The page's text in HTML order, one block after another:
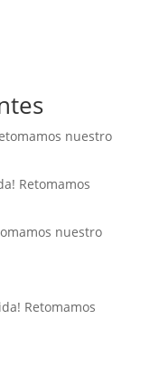
nuestro
Retomamos
nuestro
Retomamos